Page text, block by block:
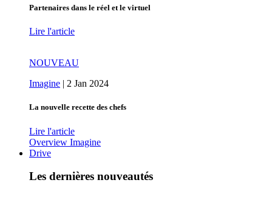
Partenaires dans le réel et le virtuel
Lire l'article
NOUVEAU
Imagine | 2 Jan 2024
La nouvelle recette des chefs
Lire l'article
Overview Imagine
Drive
Les dernières nouveautés